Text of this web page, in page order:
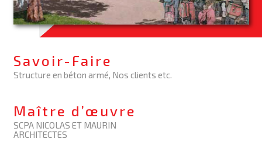
Savoir-Faire
Structure en béton armé, Nos clients etc.
Maître d’œuvre
SCPA NICOLAS ET MAURIN
ARCHITECTES